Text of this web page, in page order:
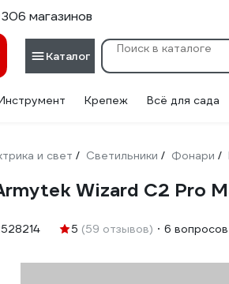
306 магазинов
Каталог
Крепеж Всё для сада
и свет / Светильники / Фонари /
Wizard C2 Pro
5 (59 отзывов) 6 вопросов